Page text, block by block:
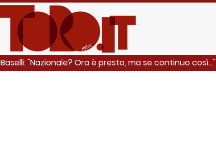
Baselli: "Nazionale? Ora è presto, ma se continuo così..."